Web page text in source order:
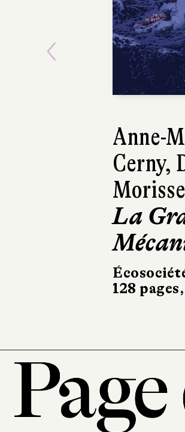
Anne-
Cerny,
La
128
168
Previous